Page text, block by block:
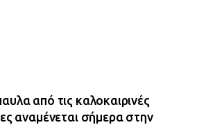
από τις καλοκαιρινές
αναμένεται σήμερα στην